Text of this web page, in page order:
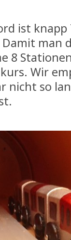
ist
man
8
Wir
nicht so